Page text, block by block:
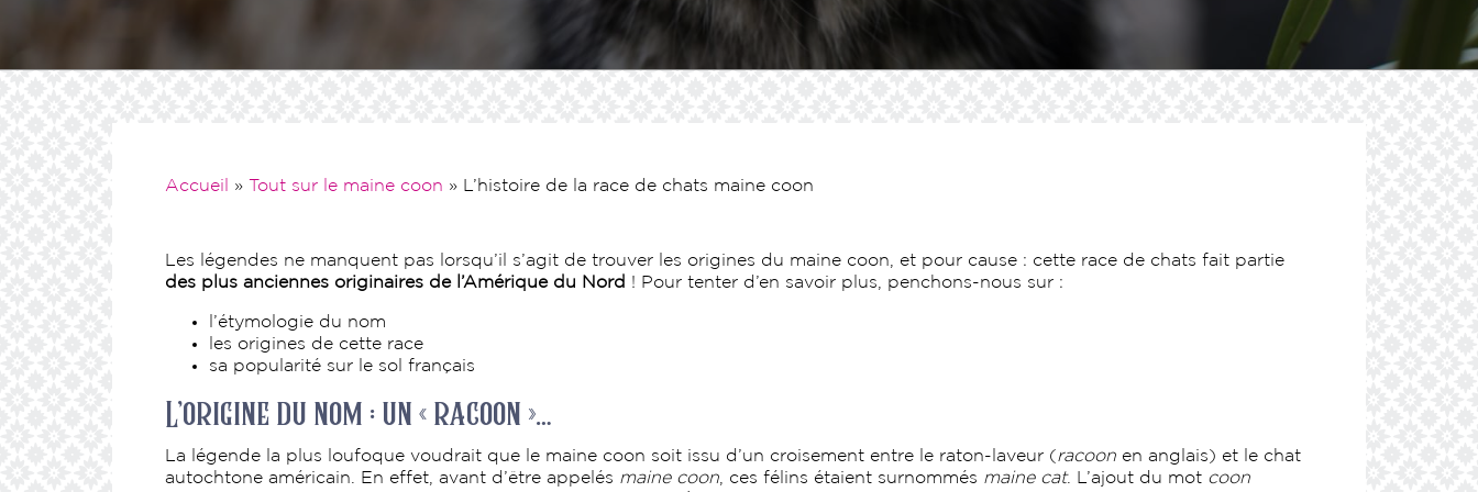
Accueil » Tout sur le maine coon » L’histoire de la race de chats maine coon
Les légendes ne manquent pas lorsqu’il s’agit de trouver les origines du maine coon, et pour cause : cette race de chats fait partie
des plus anciennes originaires de l’Amérique du Nord ! Pour tenter d’en savoir plus, penchons-nous sur :
l’étymologie du nom
les origines de cette race
sa popularité sur le sol français
L’origine du nom : un « racoon »…
La légende la plus loufoque voudrait que le maine coon soit issu d’un croisement entre le raton-laveur (racoon en anglais) et le chat
autochtone américain. En effet, avant d’être appelés maine coon , ces félins étaient surnommés maine cat. L’ajout du mot coon